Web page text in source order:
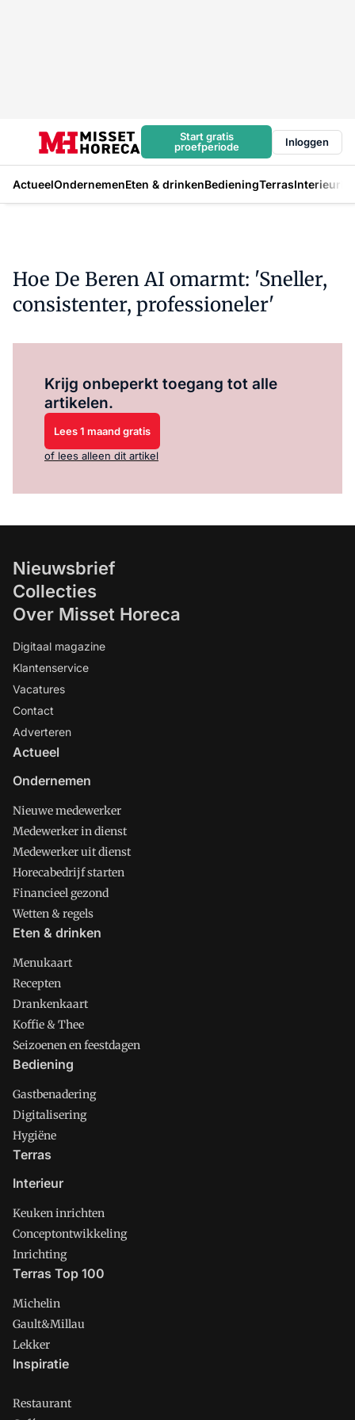
Start gratis
proefperiode
Inloggen
ActueelOndernemenEten & drinkenBedieningTerrasInterieur
Hoe De Beren AI omarmt: 'Sneller,
consistenter, professioneler'
Krijg onbeperkt toegang tot alle
artikelen.
Lees 1 maand gratis
of lees alleen dit artikel
Nieuwsbrief
Collecties
Over Misset Horeca
Digitaal magazine
Klantenservice
Vacatures
Contact
Adverteren
Actueel
Ondernemen
Nieuwe medewerker
Medewerker in dienst
Medewerker uit dienst
Horecabedrijf starten
Financieel gezond
Wetten & regels
Eten & drinken
Menukaart
Recepten
Drankenkaart
Koffie & Thee
Seizoenen en feestdagen
Bediening
Gastbenadering
Digitalisering
Hygiëne
Terras
Interieur
Keuken inrichten
Conceptontwikkeling
Inrichting
Terras Top 100
Michelin
Gault&Millau
Lekker
Inspiratie
Restaurant